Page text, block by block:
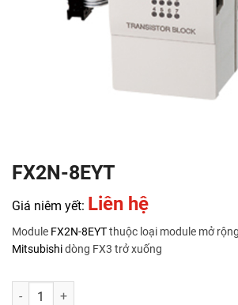
FX2N-8EYT
Giá niêm yết: Liên hệ
Module FX2N-8EYTthuộc loại module mở
Mitsubishidòng FX3 trở xuống
FX2N-8EYT số lượng